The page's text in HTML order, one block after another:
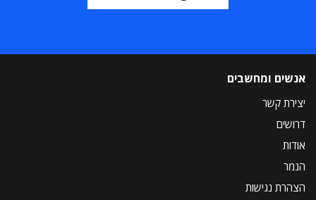
אנשים ומחשבים
יצירת קשר
דרושים
אודות
הנמר
הצהרת נגישות